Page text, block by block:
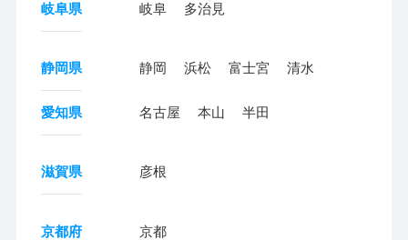
岐阜県 岐阜 多治見
静岡県 静岡 浜松 富士宮 清水
愛知県 名古屋 本山 半田
滋賀県 彦根
京都府 京都